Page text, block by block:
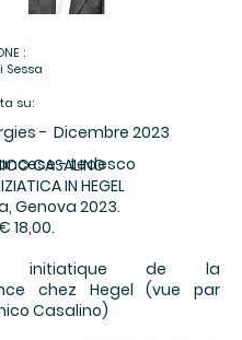
:
Sessa
su:
- Dicembre 2023
- tedesco
CASALINO
IN HEGEL
Genova 2023.
18,00.
initiatique de la
chez Hegel (vue par
Casalino)